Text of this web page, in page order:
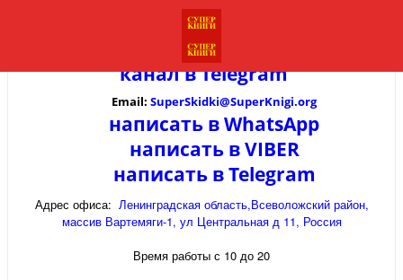
канал вTelegram
Email: SuperSkidki@SuperKnigi.org
написать в WhatsApp
написать в VIBER
написать в Telegram
Адрес офиса: Ленинградская область,Всеволожский район,
массив Вартемяги-1, ул Центральная д 11, Россия
Время работы с 10 до 20